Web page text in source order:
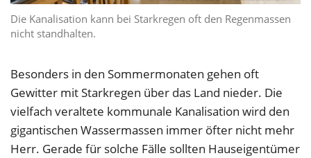
Die Kanalisation kann bei Starkregen oft den Regenmassen
nicht standhalten.
Besonders in den Sommermonaten gehen oft
Gewitter mit Starkregen über das Land nieder. Die
vielfach veraltete kommunale Kanalisation wird den
gigantischen Wassermassen immer öfter nicht mehr
Herr. Gerade für solche Fälle sollten Hauseigentümer